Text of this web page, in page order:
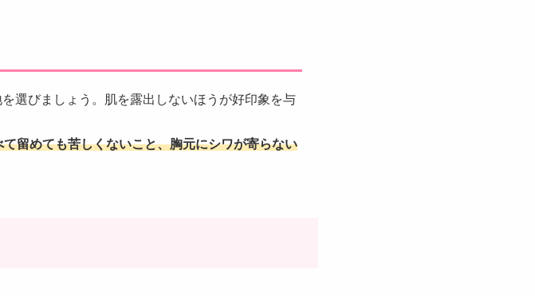
選びましょう。肌を露出しないほうが好印象を与
留めても苦しくないこと、胸元にシワが寄らない